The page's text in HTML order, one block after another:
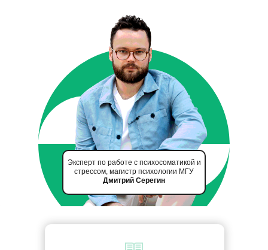
Эксперт по работе с психосоматикой и
стрессом, магистр психологии МГУ
Дмитрий Серегин